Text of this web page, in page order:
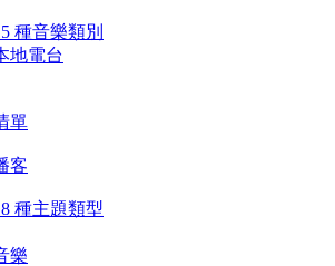
種音樂類別
地電台
單
客
種主題類型
樂